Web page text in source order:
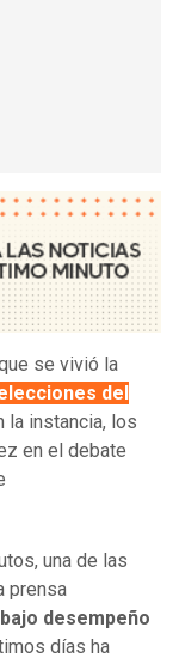
se vivió la
del
la instancia, los
en el debate
una de las
prensa
desempeño
días ha